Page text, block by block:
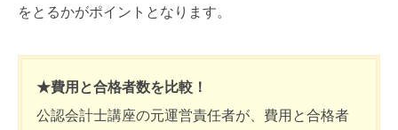
をとるかがポイントとなります。
★費用と合格者数を比較！
公認会計士講座の元運営責任者が、費用と合格者